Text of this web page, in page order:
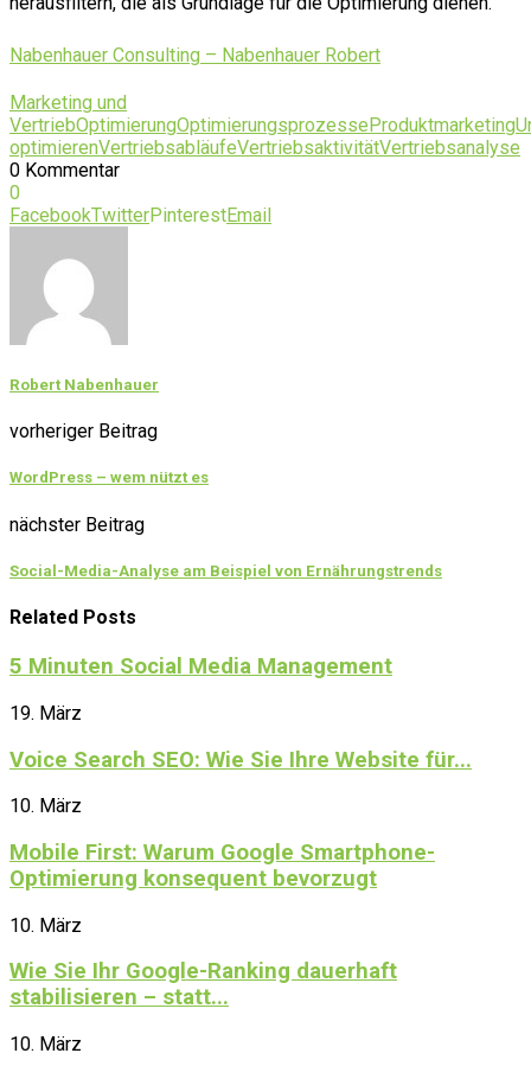
Nabenhauer Consulting – Nabenhauer Robert
Marketing und
VertriebOptimierungOptimierungsprozesseProduktmarketing
optimierenVertriebsabläufeVertriebsaktivitätVertriebsanalyse
0 Kommentar
0
FacebookTwitterPinterestEmail
Robert Nabenhauer
vorheriger Beitrag
WordPress – wem nützt es
nächster Beitrag
Social-Media-Analyse am Beispiel von Ernährungstrends
Related Posts
5 Minuten Social Media Management
19. März
Voice Search SEO: Wie Sie Ihre Website für...
10. März
Mobile First: Warum Google Smartphone-
Optimierung konsequent bevorzugt
10. März
Wie Sie Ihr Google-Ranking dauerhaft
stabilisieren – statt...
10. März